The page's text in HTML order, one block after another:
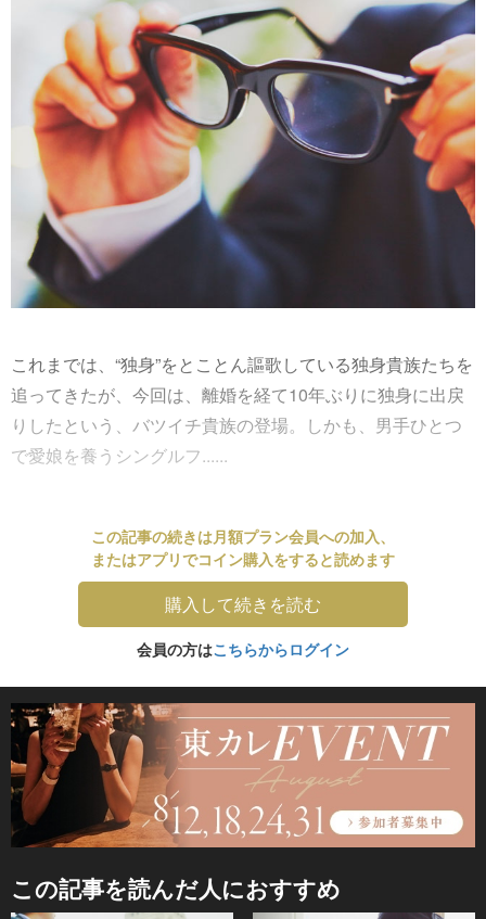
これまでは、“独身”をとことん謳歌している独身貴族たちを
追ってきたが、今回は、離婚を経て10年ぶりに独身に出戻
りしたという、バツイチ貴族の登場。しかも、男手ひとつ
で愛娘を養うシングルフ......
この記事の続きは月額プラン会員への加入、
またはアプリでコイン購入をすると読めます
購入して続きを読む
会員の方はこちらからログイン
この記事を読んだ人におすすめ